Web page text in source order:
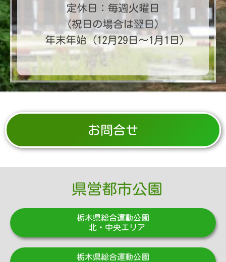
お問合せ
県営都市公園
栃木県総合運動公園
北・中央エリア
栃木県総合運動公園